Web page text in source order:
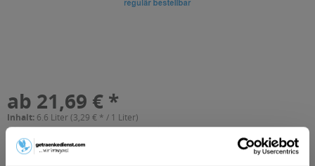
ab 21,69 € *
Inhalt: 6.6 Liter (3,29 € * / 1 Liter)
inkl. MwSt.ggf. zzgl. Erschwerniszuschlag
Vorrätig